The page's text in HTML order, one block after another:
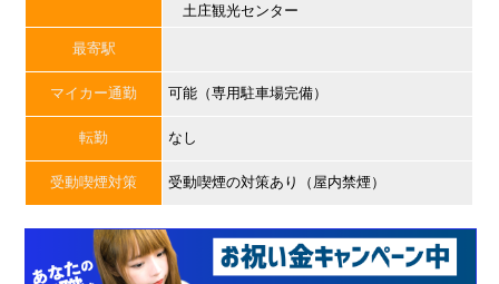
土庄観光センター
最寄駅
マイカー通勤 可能（専用駐車場完備）
転勤 なし
受動喫煙対策 受動喫煙の対策あり（屋内禁煙）